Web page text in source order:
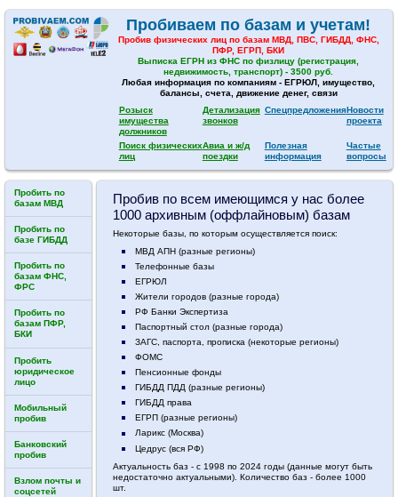
Пробиваем по базам и учетам!
Пробив физических лиц по базам МВД, ПВС, ГИБДД, ФНС,
ПФР, ЕГРП, БКИ
Выписка ЕГРН из ФНС по физлицу (регистрация,
недвижимость, транспорт) - 3500 руб.
Любая информация по компаниям - ЕГРЮЛ, имущество,
балансы, счета, движение денег, связи
Розыск
имущества
должников
Детализация
звонков
СпецпредложенияНовости
проекта
Поиск физических
лиц
Авиа и ж/д
поездки
Полезная
информация
Частые
вопросы
Пробив по всем имеющимся у нас более
1000 архивным (оффлайновым) базам
Некоторые базы, по которым осуществляется поиск:
МВД АПН (разные регионы)
Телефонные базы
ЕГРЮЛ
Жители городов (разные города)
РФ Банки Экспертиза
Паспортный стол (разные города)
ЗАГС, паспорта, прописка (некоторые регионы)
ФОМС
Пенсионные фонды
ГИБДД ПДД (разные регионы)
ГИБДД права
ЕГРП (разные регионы)
Ларикс (Москва)
Цедрус (вся РФ)
Актуальность баз - с 1998 по 2024 годы (данные могут быть
недостаточно актуальными). Количество баз - более 1000
шт.
Пробить по
базам МВД
Пробить по
базе ГИБДД
Пробить по
базам ФНС,
ФРС
Пробить по
базам ПФР,
БКИ
Пробить
юридическое
лицо
Мобильный
пробив
Банковский
пробив
Взлом почты и
соцсетей